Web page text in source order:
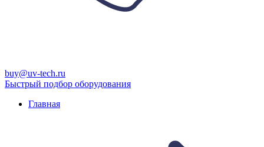
buy@uv-tech.ru
Быстрый подбор оборудования
Главная